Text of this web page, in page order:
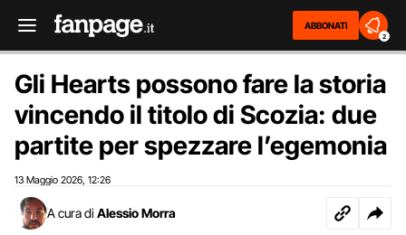
ABBONATI
2
Gli Hearts possono fare la storia
vincendo il titolo di Scozia: due
partite per spezzare l’egemonia
13 Maggio 2026 12:26
A cura di Alessio Morra